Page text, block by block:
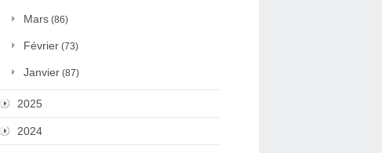
Mars (86)
Février (73)
Janvier (87)
2025
2024